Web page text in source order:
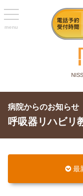
病院からのお知らせ
呼吸器リハビ
最
toggle
navigation